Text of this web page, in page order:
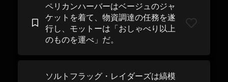
ペリカンハーバーはベージュのジャ
ケットを着て、物資調達の任務を遂
行し、モットーは「おしゃべり以上
のものを運べ」だ。
ソルトフラッグ・レイダーズは縞模